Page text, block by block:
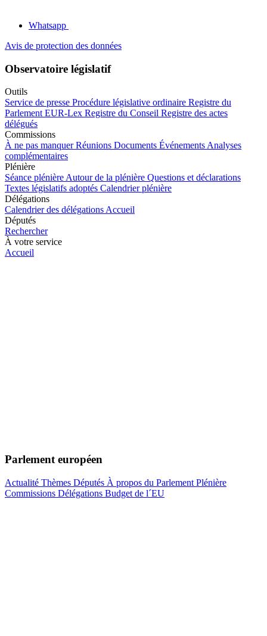
Whatsapp
Avis de protection des données
Observatoire législatif
Outils
Service de presse Procédure législative ordinaire Registre du
Parlement EUR-Lex Registre du Conseil Registre des actes
délégués
Commissions
À ne pas manquer Réunions Documents Événements Analyses
complémentaires
Plénière
Séance plénière Autour de la plénière Questions et déclarations
Textes législatifs adoptés Calendrier plénière
Délégations
Calendrier des délégations Accueil
Députés
Rechercher
À votre service
Accueil
Parlement européen
Actualité Thèmes Députés À propos du Parlement Plénière
Commissions Délégations Budget de l´EU